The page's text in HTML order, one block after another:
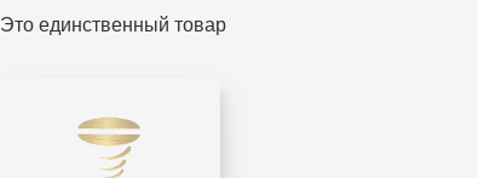
Это единственный товар